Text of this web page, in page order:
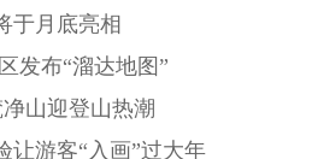
于月底亮相
发布“溜达地图”
山迎登山热潮
让游客“入画”过大年